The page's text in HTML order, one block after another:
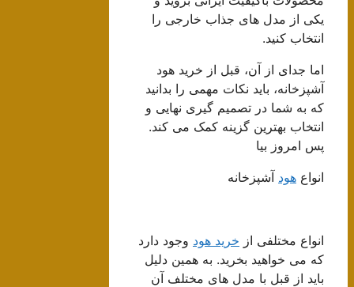
یکی از مدل های جذاب خارجی را
انتخاب کنید.
اما جدای از آن، قبل از خرید هود
آشپزخانه، باید نکات مهمی را بدانید
که به شما در تصمیم گیری نهایی و
انتخاب بهترین گزینه کمک می کند.
پس امروز بیا
انواعهودآشپزخانه
انواع مختلفی از خرید هودوجود دارد
که می خواهید بخرید. به همین دلیل
باید از قبل با مدل های مختلف آن